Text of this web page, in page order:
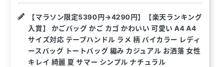
【マラソン限定5390円→4290円】【楽天ランキング
入賞】 かごバッグ かご カゴ かわいい 可愛い A4 A4
サイズ対応 テープハンドル ラメ 柄 バイカラー レディ
ースバッグ トートバッグ 編み カジュアル お洒落 女性
キレイ 綺麗 夏 サマー シンプル ナチュラル